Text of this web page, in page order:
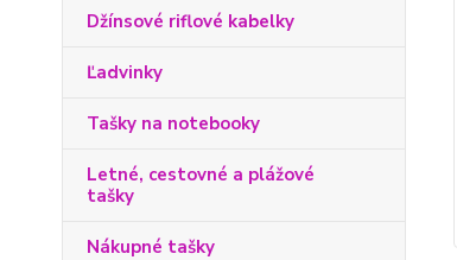
Džínsové riflové kabelky
Ľadvinky
Tašky na notebooky
Letné, cestovné a plážové
tašky
Nákupné tašky